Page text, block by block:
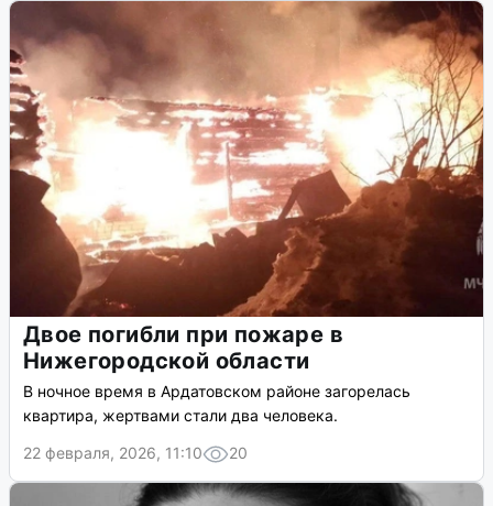
Двое погибли при пожаре в
Нижегородской области
В ночное время в Ардатовском районе загорелась
квартира, жертвами стали два человека.
22 февраля, 2026, 11:10
20